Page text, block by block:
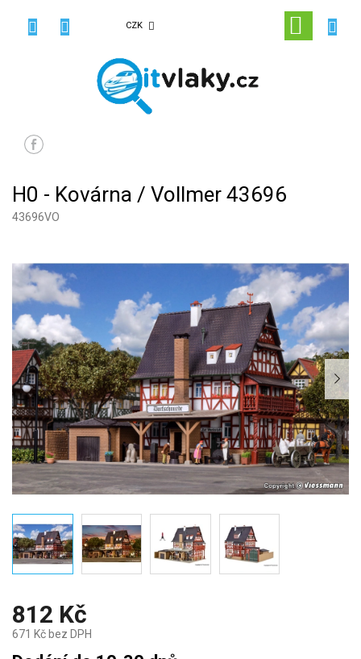
CZK
KOŠÍK
H0 - Kovárna / Vollmer 43696
43696VO
812 Kč
671 Kč bez DPH
Měrná